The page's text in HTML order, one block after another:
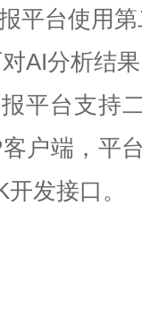
平台使用
AI分析结
平台支持
户端，平
发接口。